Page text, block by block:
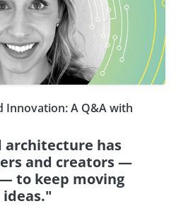
Innovation: A Q&A with
architecture has
and creators —
to keep moving